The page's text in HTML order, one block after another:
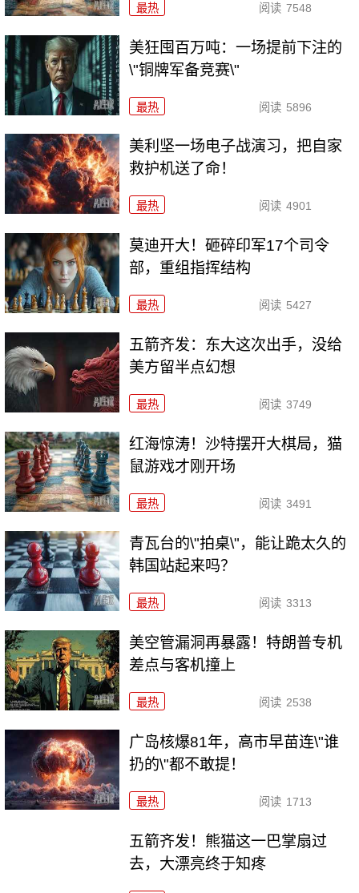
最热 阅读 7548
美狂囤百万吨：一场提前下注的
\"铜牌军备竞赛\"
最热 阅读 5896
美利坚一场电子战演习，把自家
救护机送了命！
最热 阅读 4901
莫迪开大！砸碎印军17个司令
部，重组指挥结构
最热 阅读 5427
五箭齐发：东大这次出手，没给
美方留半点幻想
最热 阅读 3749
红海惊涛！沙特摆开大棋局，猫
鼠游戏才刚开场
最热 阅读 3491
青瓦台的\"拍桌\"，能让跪太久的
韩国站起来吗？
最热 阅读 3313
美空管漏洞再暴露！特朗普专机
差点与客机撞上
最热 阅读 2538
广岛核爆81年，高市早苗连\"谁
扔的\"都不敢提！
最热 阅读 1713
五箭齐发！熊猫这一巴掌扇过
去，大漂亮终于知疼